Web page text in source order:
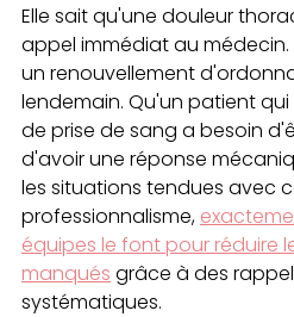
Elle sait qu'une douleur
appel immédiat au
un renouvellement
lendemain. Qu'un patient
de prise de sang a besoin
d'avoir une réponse
les situations tendues avec
professionnalisme,
équipes le font pour réduire
manqués grâce à des
systématiques.